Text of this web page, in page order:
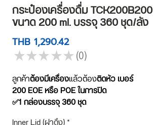
กระป๋องเครื่องดื่ม TCK200B200
ขนาด 200 ml. บรรจุ 360 ชุด/ลัง
THB 1,290.42Price
★ ★ ★ ★ ★ 0
0
ลูกค้าต้องมีเครื่องแล้วต้องติดหัว เบอร์
200 EOE หรือ POE ในการปิด
✅1 กล่องบรรจุ 360 ชุด